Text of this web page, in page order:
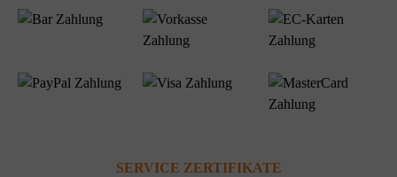
SERVICE ZERTIFIKATE